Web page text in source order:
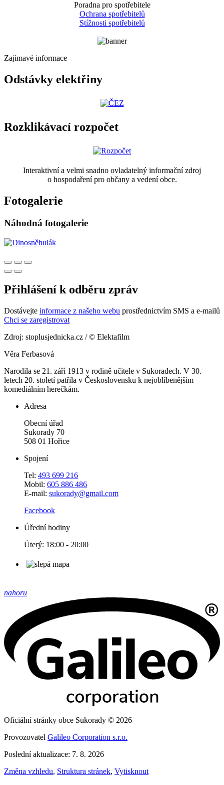
Poradna pro spotřebitele
Ochrana spotřebitelů
Stížnosti spotřebitelů
Zajímavé informace
Odstávky elektřiny
Rozklikávací rozpočet
Interaktivní a velmi snadno ovladatelný informační zdroj
o hospodaření pro občany a vedení obce.
Fotogalerie
Náhodná fotogalerie
Přihlášení k odběru zpráv
Dostávejte informace z našeho webu prostřednictvím SMS a e-mailů
Chci se zaregistrovat
Zdroj: stoplusjednicka.cz / © Elektafilm
Věra Ferbasová
Narodila se 21. září 1913 v rodině učitele v Sukoradech. V 30.
letech 20. století patřila v Československu k nejoblíbenějším
komediálním herečkám.
Adresa
Obecní úřad
Sukorady 70
508 01 Hořice
Spojení
Tel: 493 699 216
Mobil: 605 886 486
E-mail: sukorady@gmail.com
Facebook
Úřední hodiny
Úterý: 18:00 - 20:00
nahoru
Oficiální stránky obce Sukorady © 2026
Provozovatel Galileo Corporation s.r.o.
Poslední aktualizace: 7. 8. 2026
Změna vzhledu, Struktura stránek, Vytisknout